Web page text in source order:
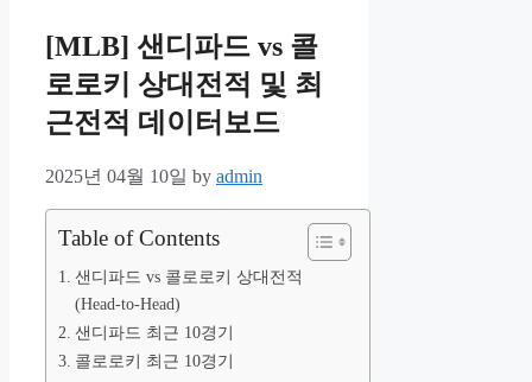
[MLB] 샌디파드 vs 콜
로로키 상대전적 및 최
근전적 데이터보드
2025년 04월 10일 by admin
Table of Contents
샌디파드 vs 콜로로키 상대전적
(Head-to-Head)
샌디파드 최근 10경기
콜로로키 최근 10경기